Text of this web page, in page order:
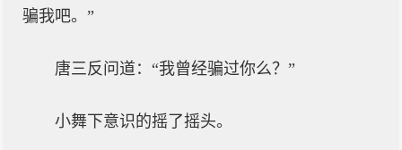
骗我吧。”
唐三反问道：“我曾经骗过你么？”
小舞下意识的摇了摇头。